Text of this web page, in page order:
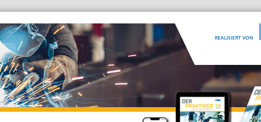
REALISIERT VON